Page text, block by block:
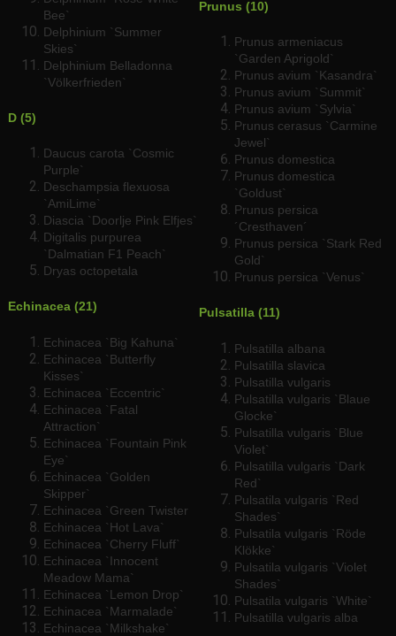
Bee`
Delphinium `Summer
Skies`
Delphinium Belladonna
`Völkerfrieden`
D (5)
Daucus carota `Cosmic
Purple`
Deschampsia flexuosa
`AmiLime`
Diascia `Doorlje Pink Elfjes`
Digitalis purpurea
`Dalmatian F1 Peach`
Dryas octopetala
Echinacea (21)
Echinacea `Big Kahuna`
Echinacea `Butterfly
Kisses`
Echinacea `Eccentric`
Echinacea `Fatal
Attraction`
Echinacea `Fountain Pink
Eye`
Echinacea `Golden
Skipper`
Echinacea `Green Twister
Echinacea `Hot Lava`
Echinacea `Cherry Fluff`
Echinacea `Innocent
Meadow Mama`
Echinacea `Lemon Drop`
Echinacea `Marmalade`
Echinacea `Milkshake`
Prunus (10)
Prunus armeniacus
`Garden Aprigold`
Prunus avium `Kasandra`
Prunus avium `Summit`
Prunus avium `Sylvia`
Prunus cerasus `Carmine
Jewel`
Prunus domestica
Prunus domestica
`Goldust`
Prunus persica
´Cresthaven´
Prunus persica `Stark Red
Gold`
Prunus persica `Venus`
Pulsatilla (11)
Pulsatilla albana
Pulsatilla slavica
Pulsatilla vulgaris
Pulsatilla vulgaris `Blaue
Glocke`
Pulsatilla vulgaris `Blue
Violet`
Pulsatilla vulgaris `Dark
Red`
Pulsatila vulgaris `Red
Shades`
Pulsatila vulgaris `Röde
Klökke`
Pulsatila vulgaris `Violet
Shades`
Pulsatila vulgaris `White`
Pulsatilla vulgaris alba